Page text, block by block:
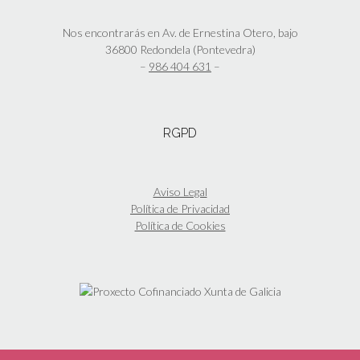
elegir
en
la
Nos encontrarás en Av. de Ernestina Otero, bajo
36800 Redondela (Pontevedra)
– 986 404 631 –
RGPD
Aviso Legal
Política de Privacidad
Política de Cookies